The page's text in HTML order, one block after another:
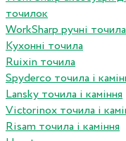
точилок
WorkSharp ручні точила
Кухонні точила
Ruixin точила
Spyderco точила і
Lansky точила і каміння
Victorinox точила і
Risam точила і каміння